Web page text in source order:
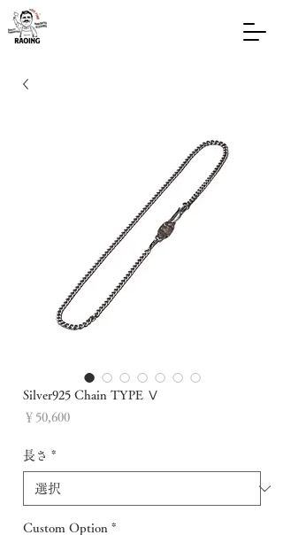
Silver925 Chain TYPE Ⅴ
￥50,600価
長さ *
Custom Option *